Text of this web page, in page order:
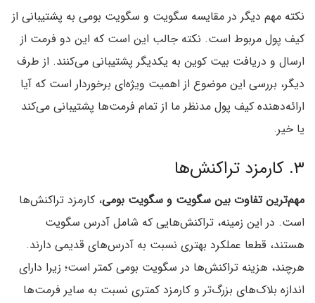
نکته مهم دیگر در مقایسه سگویت و سگویت بومی به پشتیبانی از
کیف پول مربوط است. نکته جالب این است که این دو فرمت از
ارسال و دریافت بیت کوین به یکدیگر پشتیبانی می‌کنند. از طرف
دیگر، بررسی این موضوع از اهمیت ویژه‌ای برخوردار است که آیا
ارائه‌دهنده کیف پول مدنظر ما از تمام فرمت‌ها پشتیبانی می‌کند
یا خیر.
۳. کارمزد تراکنش‌ها
مهم‌ترین تفاوت بین سگویت و سگویت بومی، کارمزد تراکنش‌ها
است. در این زمینه، تراکنش‌هایی که شامل آدرس سگویت
هستند، قطعا عملکرد بهتری نسبت به آدرس‌های قدیمی دارند.
هرچند، هزینه تراکنش‌ها در سگویت بومی کمتر است؛ زیرا دارای
اندازه بلاک‌های بزرگ‌تر و کارمزد کمتری نسبت به سایر فرمت‌ها